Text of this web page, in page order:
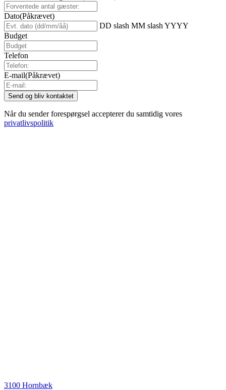
Dato(Påkrævet)
DD slash MM slash YYYY
Budget
Telefon
E-mail(Påkrævet)
Når du sender forespørgsel accepterer du samtidig vores
privatlivspolitik
3100 Hornbæk